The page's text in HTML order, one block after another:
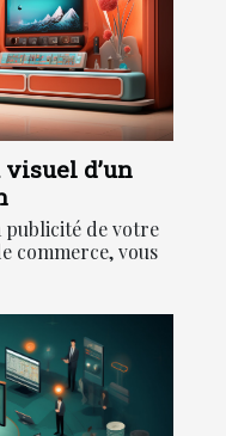
d’un
publicité de votre
commerce, vous